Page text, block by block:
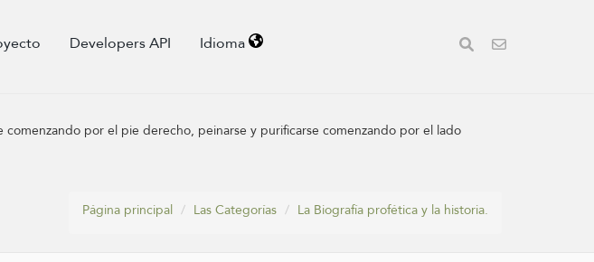
Developers API Idioma
por el pie derecho, peinarse y purificarse comenzando por el lado
Página principal Las Categorías La Biografía profética y la historia.